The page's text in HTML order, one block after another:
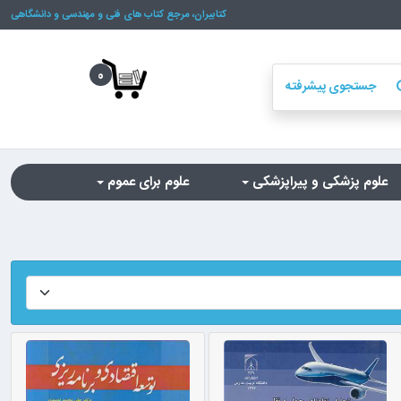
کتابیران، مرجع کتاب های فنی و مهندسی و دانشگاهی
جستجوی پیشرفته
0
علوم پزشکی و پیراپزشکی علوم برای عموم